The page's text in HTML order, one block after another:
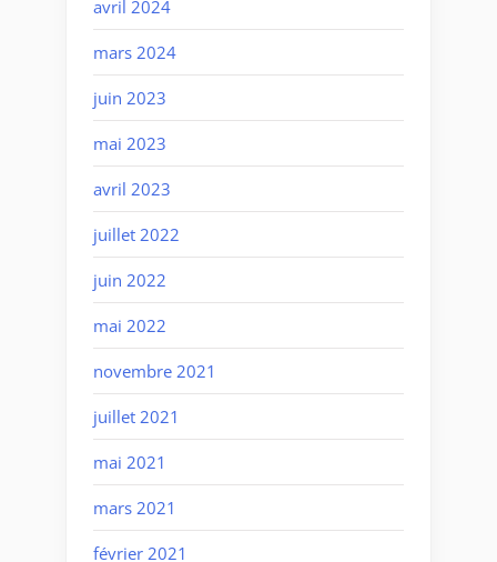
avril 2024
mars 2024
juin 2023
mai 2023
avril 2023
juillet 2022
juin 2022
mai 2022
novembre 2021
juillet 2021
mai 2021
mars 2021
février 2021